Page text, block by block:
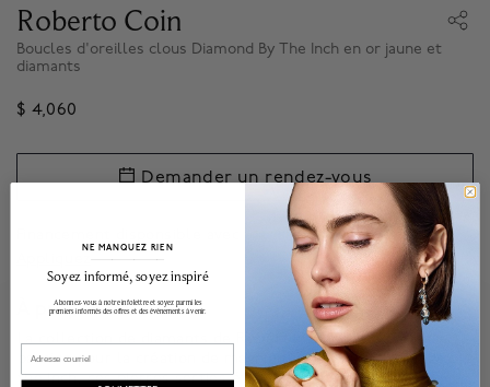
Roberto Coin
Boucles d'oreilles clous Diamond By The Inch en or jaune et
diamants
$ 4,060
Demander un rendez-vous
À propos de
La collection de diamants de Roberto Coin brille par sa
passion pour la création de magnifiques bijoux. Diamonds by
the Inch, ces pierres serties évoquent la féminité -
NE MANQUEZ RIEN
Soyez informé, soyez inspiré
Abonnez-vous à notre infolettre et soyez parmi les
premiers informés des offres et des événements à venir.